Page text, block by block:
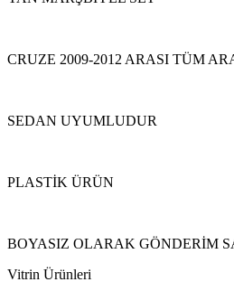
CRUZE 2009-2012 ARASI TÜM
SEDAN UYUMLUDUR
PLASTİK ÜRÜN
BOYASIZ OLARAK GÖNDERİM
Vitrin Ürünleri